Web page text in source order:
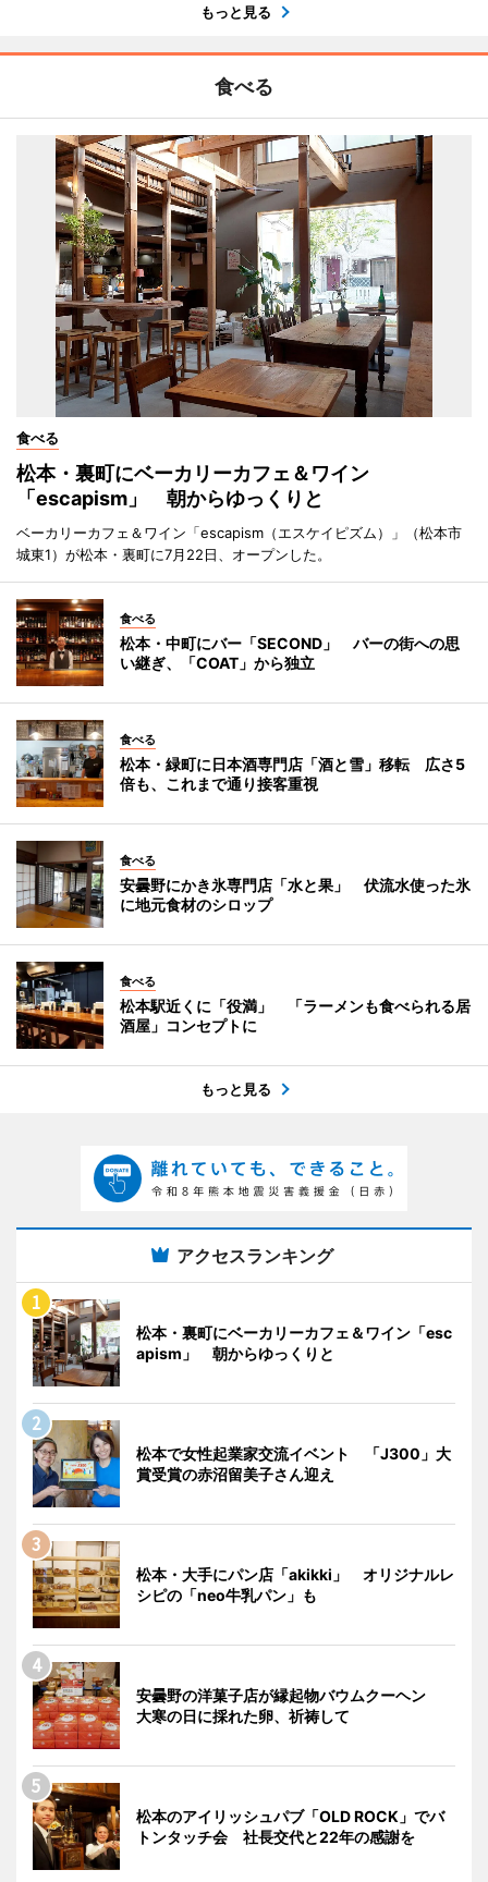
もっと見る
食べる
食べる
松本・裏町にベーカリーカフェ＆ワイン
「escapism」 朝からゆっくりと
ベーカリーカフェ＆ワイン「escapism（エスケイピズム）」（松本市
城東1）が松本・裏町に7月22日、オープンした。
食べる
松本・中町にバー「SECOND」 バーの街への思
い継ぎ、「COAT」から独立
食べる
松本・緑町に日本酒専門店「酒と雪」移転 広さ5
倍も、これまで通り接客重視
食べる
安曇野にかき氷専門店「水と果」 伏流水使った氷
に地元食材のシロップ
食べる
松本駅近くに「役満」 「ラーメンも食べられる居
酒屋」コンセプトに
もっと見る
アクセスランキング
松本・裏町にベーカリーカフェ＆ワイン「esc
apism」 朝からゆっくりと
松本で女性起業家交流イベント 「J300」大
賞受賞の赤沼留美子さん迎え
松本・大手にパン店「akikki」 オリジナルレ
シピの「neo牛乳パン」も
安曇野の洋菓子店が縁起物バウムクーヘン
大寒の日に採れた卵、祈祷して
松本のアイリッシュパブ「OLD ROCK」でバ
トンタッチ会 社長交代と22年の感謝を